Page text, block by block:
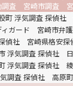
査 宮崎市調査
町 浮気調査 探偵社
ガード 宮崎市弁
偵社 宮崎県格安探
浮気調査 探偵社
浮気調査 探偵社
調査 探偵社 高原